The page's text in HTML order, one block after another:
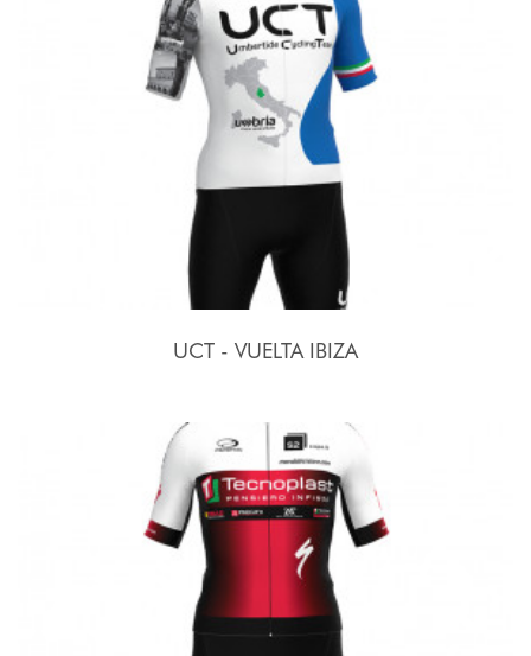
UCT - VUELTA IBIZA